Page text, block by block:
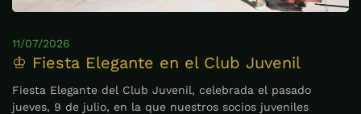
11/07/2026
♔ Fiesta Elegante en el Club Juvenil
Fiesta Elegante del Club Juvenil, celebrada el pasado
jueves, 9 de julio, en la que nuestros socios juveniles